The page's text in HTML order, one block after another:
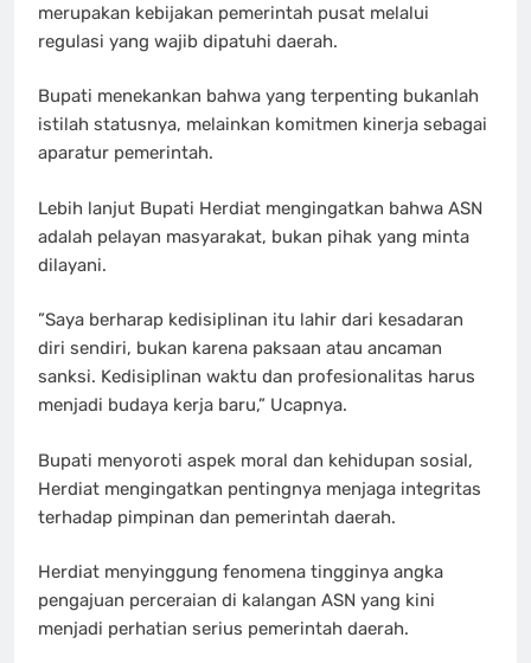
merupakan kebijakan pemerintah pusat melalui
regulasi yang wajib dipatuhi daerah.
Bupati menekankan bahwa yang terpenting bukanlah
istilah statusnya, melainkan komitmen kinerja sebagai
aparatur pemerintah.
Lebih lanjut Bupati Herdiat mengingatkan bahwa ASN
adalah pelayan masyarakat, bukan pihak yang minta
dilayani.
​”Saya berharap kedisiplinan itu lahir dari kesadaran
diri sendiri, bukan karena paksaan atau ancaman
sanksi. Kedisiplinan waktu dan profesionalitas harus
menjadi budaya kerja baru,” Ucapnya.
Bupati menyoroti aspek moral dan kehidupan sosial,
Herdiat mengingatkan pentingnya menjaga integritas
terhadap pimpinan dan pemerintah daerah.
Herdiat menyinggung fenomena tingginya angka
pengajuan perceraian di kalangan ASN yang kini
menjadi perhatian serius pemerintah daerah.